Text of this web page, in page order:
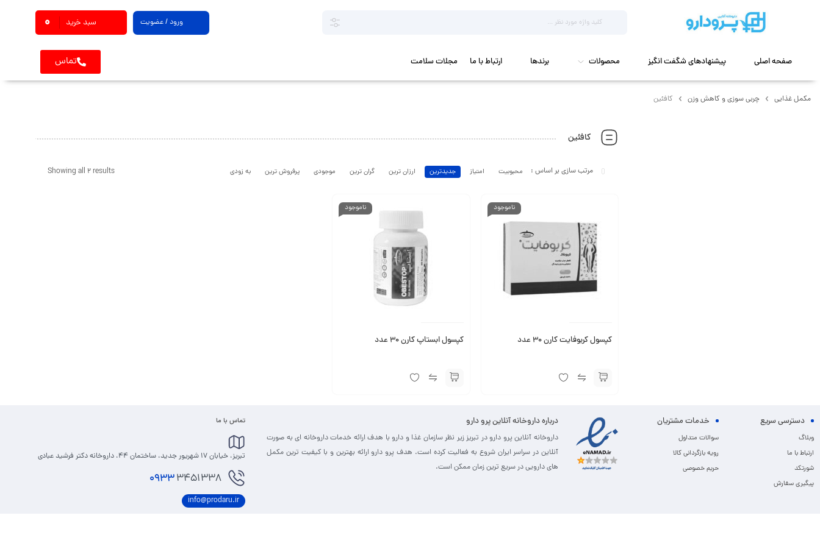
ورود / عضویت سبد خرید 0
صفحه اصلی پیشنهادهای شگفت انگیز محصولات برندها ارتباط با ما مجلات سلامت تماس
مکمل غذایی چربی سوزی و کاهش وزن کافئین
کافئین
Showing all 2 results محبوبیت امتیاز جدیدترین ارزان ترین گران ترین موجودی پرفروش ترین به زودی
ناموجود
کپسول کربوفایت کارن 30 عدد
ناموجود
کپسول ابستاپ کارن 30 عدد
دسترسی سریع
وبلاگ
ارتباط با ما
شورتکد
پیگیری سفارش
خدمات مشتریان
سوالات متداول
رویه بازگردانی کالا
حریم خصوصی
درباره داروخانه آنلاین پرو دارو
داروخانه آنلاین پرو دارو در تبریز زیر نظر سازمان غذا و دارو با هدف ارائه خدمات داروخانه ای به صورت
آنلاین در سراسر ایران شروع به فعالیت کرده است. هدف پرو دارو ارائه بهترین و با کیفیت ترین مکمل
های دارویی در سریع ترین زمان ممکن است.
تماس با ما
تبریز، خیابان 17 شهریور جدید، ساختمان 44، داروخانه دکتر فرشید عبادی
09333451338
info@prodaru.ir